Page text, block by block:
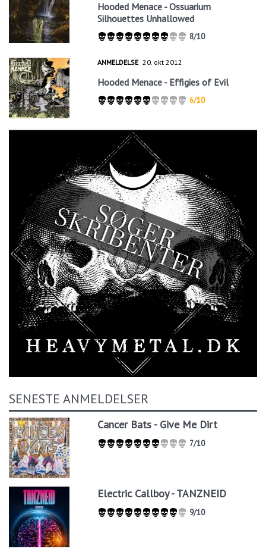
Hooded Menace - Ossuarium
Silhouettes Unhallowed
8/10
ANMELDELSE 20. okt 2012
Hooded Menace - Effigies of Evil
6/10
SENESTE ANMELDELSER
Cancer Bats - Give Me Dirt
7/10
Electric Callboy - TANZNEID
9/10